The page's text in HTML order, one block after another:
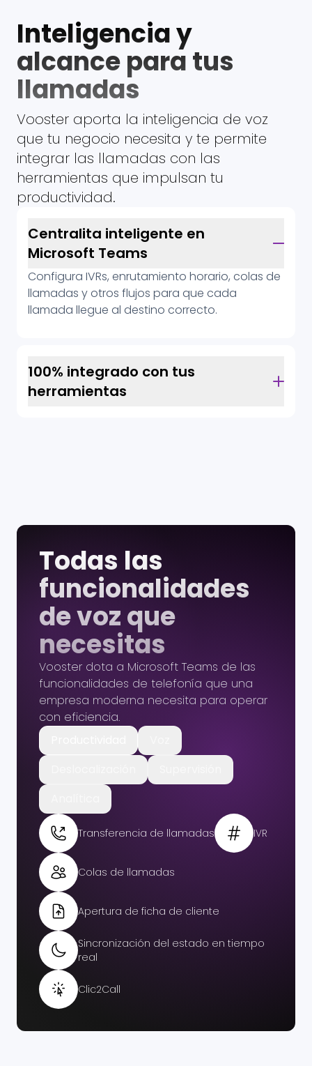
Inteligencia y
alcance para tus
llamadas
Vooster aporta la inteligencia de voz
que tu negocio necesita y te permite
integrar las llamadas con las
herramientas que impulsan tu
productividad.
Centralita inteligente en
Microsoft Teams
Configura IVRs, enrutamiento horario, colas de
llamadas y otros flujos para que cada
llamada llegue al destino correcto.
100% integrado con tus
herramientas
Todas las
funcionalidades
de voz que
necesitas
Vooster dota a Microsoft Teams de las
funcionalidades de telefonía que una
empresa moderna necesita para operar
con eficiencia.
Transferencia de llamadas IVR
Colas de llamadas
Apertura de ficha de cliente
Sincronización del estado en tiempo
real
Clic2Call